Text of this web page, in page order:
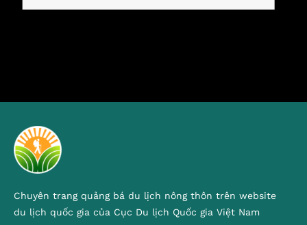
Chuyên trang quảng bá du lịch nông thôn trên website
du lịch quốc gia của Cục Du lịch Quốc gia Việt Nam